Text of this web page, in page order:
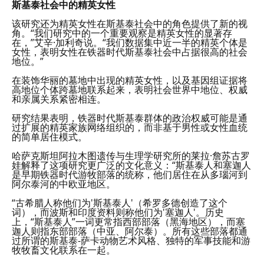
斯基泰社会中的精英女性
该研究还为精英女性在斯基泰社会中的角色提供了新的视
角。“我们研究中的一个重要观察是精英女性的显著存
在，”艾辛·加利奇说。“我们数据集中近一半的精英个体是
女性，表明女性在铁器时代斯基泰社会中占据很高的社会
地位。”
在装饰华丽的墓地中出现的精英女性，以及基因组证据将
高地位个体跨墓地联系起来，表明社会世界中地位、权威
和亲属关系紧密相连。
研究结果表明，铁器时代斯基泰群体的政治权威可能是通
过扩展的精英家族网络组织的，而非基于男性或女性血统
的简单居住模式。
哈萨克斯坦阿拉木图遗传与生理学研究所的莱拉·詹苏古罗
娃解释了这项研究更广泛的文化意义：“斯基泰人和塞迦人
是早期铁器时代游牧部落的统称，他们居住在从多瑙河到
阿尔泰河的中欧亚地区。
“古希腊人称他们为'斯基泰人'（希罗多德创造了这个
词），而波斯和印度资料则称他们为'塞迦人'。历史
上，“斯基泰人”一词更常指西部部落（黑海地区），而塞
迦人则指东部部落（中亚、阿尔泰）。所有这些部落都通
过所谓的斯基泰-萨卡动物艺术风格、独特的军事技能和游
牧牧畜文化联系在一起。